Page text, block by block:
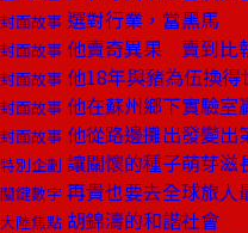
封面故事 選對行業，當黑馬
封面故事 他賣奇異果 賣到比
封面故事 他18年與豬為伍換得
封面故事 他在蘇州鄉下實驗室
封面故事 他從路邊攤出發變出
特別企劃 讓關懷的種子萌芽滋
關鍵數字 再貴也要去全球旅人
大陸焦點 胡錦濤的和諧社會